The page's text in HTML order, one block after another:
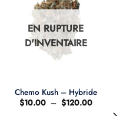
EN RUPTURE
D'INVENTAIRE
Chemo Kush – Hybride
$10.00 – $120.00Plage